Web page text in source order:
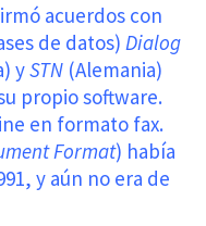
acuerdos con
de datos) Dialog
ySTN (Alemania)
propio software.
en formato fax.
Format) había
y aún no era de